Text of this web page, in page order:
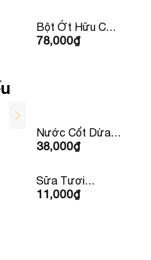
310g
Bột Ớt Hữu Cơ
30g LumLum
78,000₫
Nước Cốt Dừa
Vietcoco
38,000₫
Sữa Tươi
Dalatmilk 180ml
11,000₫